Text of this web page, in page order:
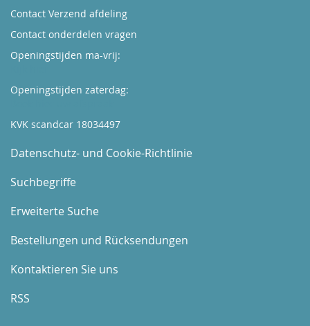
Contact Verzend afdeling
Contact onderdelen vragen
Openingstijden ma-vrij:
Openingstijden zaterdag:
KVK scandcar 18034497
Datenschutz- und Cookie-Richtlinie
Suchbegriffe
Erweiterte Suche
Bestellungen und Rücksendungen
Kontaktieren Sie uns
RSS